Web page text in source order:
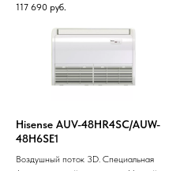
117 690 руб.
Hisense AUV-48HR4SC/AUW-
48H6SE1
Воздушный поток 3D. Специальная